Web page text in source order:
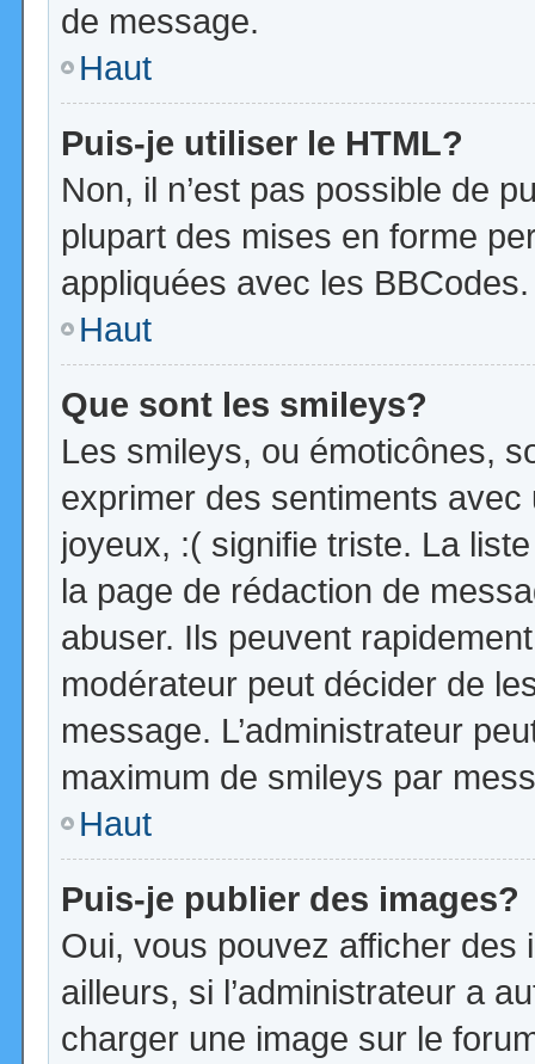
de message.
Haut
Puis-je utiliser le HTML?
Non, il n’est pas possible de
plupart des mises en forme
appliquées avec les BBCodes.
Haut
Que sont les smileys?
Les smileys, ou émoticônes,
exprimer des sentiments
joyeux, :( signifie triste. La
la page de rédaction de
abuser. Ils peuvent
modérateur peut décider de
message. L’administrateur
maximum de smileys par
Haut
Puis-je publier des images?
Oui, vous pouvez afficher
ailleurs, si l’administrateur a
charger une image sur le